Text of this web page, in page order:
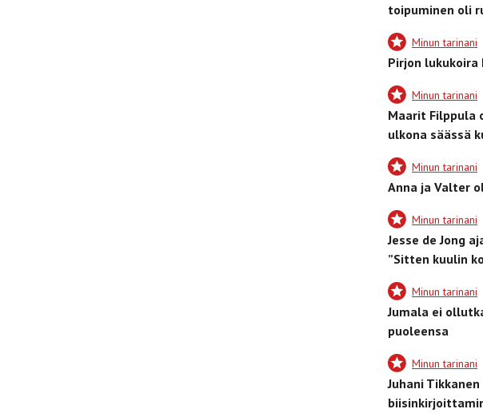
toipuminen oli
Minun tarinani
Pirjon
Minun tarinani
Maarit Filppula
ulkona säässä
Minun tarinani
Anna ja Valter
Minun tarinani
Jesse de Jong
”Sitten kuulin
Minun tarinani
Jumala ei
puoleensa
Minun tarinani
Juhani